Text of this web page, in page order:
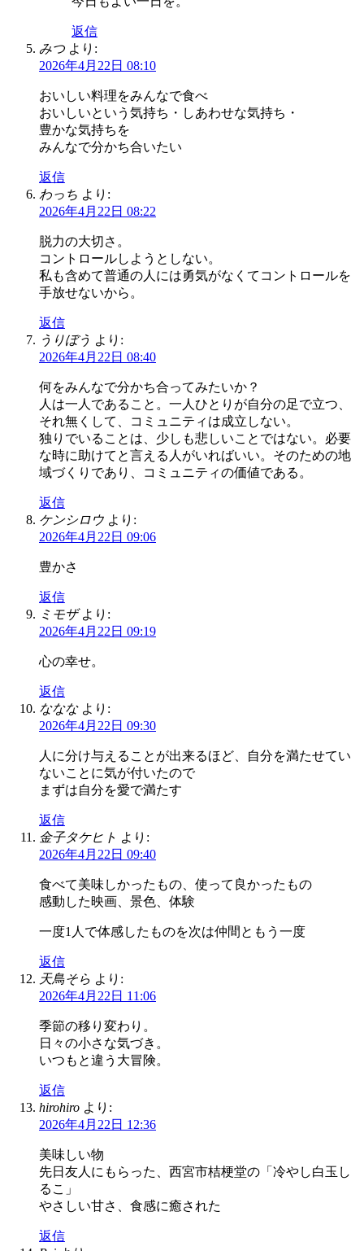
返信
みつ より:
2026年4月22日 08:10
おいしい料理をみんなで食べ
おいしいという気持ち・しあわせな気持ち・
豊かな気持ちを
みんなで分かち合いたい
返信
わっち より:
2026年4月22日 08:22
脱力の大切さ。
コントロールしようとしない。
私も含めて普通の人には勇気がなくてコントロールを
手放せないから。
返信
うりぼう より:
2026年4月22日 08:40
何をみんなで分かち合ってみたいか？
人は一人であること。一人ひとりが自分の足で立つ、
それ無くして、コミュニティは成立しない。
独りでいることは、少しも悲しいことではない。必要
な時に助けてと言える人がいればいい。そのための地
域づくりであり、コミュニティの価値である。
返信
ケンシロウ より:
2026年4月22日 09:06
豊かさ
返信
ミモザ より:
2026年4月22日 09:19
心の幸せ。
返信
ななな より:
2026年4月22日 09:30
人に分け与えることが出来るほど、自分を満たせてい
ないことに気が付いたので
まずは自分を愛で満たす
返信
金子タケヒト より:
2026年4月22日 09:40
食べて美味しかったもの、使って良かったもの
感動した映画、景色、体験
一度1人で体感したものを次は仲間ともう一度
返信
天鳥そら より:
2026年4月22日 11:06
季節の移り変わり。
日々の小さな気づき。
いつもと違う大冒険。
返信
hirohiro より:
2026年4月22日 12:36
美味しい物
先日友人にもらった、西宮市桔梗堂の「冷やし白玉し
るこ」
やさしい甘さ、食感に癒された
返信